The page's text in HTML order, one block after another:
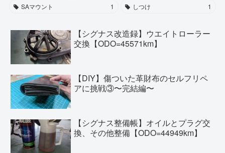
SAマウント
1 しつけ 1
【シグナス改造録】ウエイトローラー
交換【ODO=45571km】
【DIY】傷ついた革財布のセルフリペ
アに挑戦③〜完結編〜
【シグナス整備帳】オイルとプラグ交
換、その他整備【ODO=44949km】